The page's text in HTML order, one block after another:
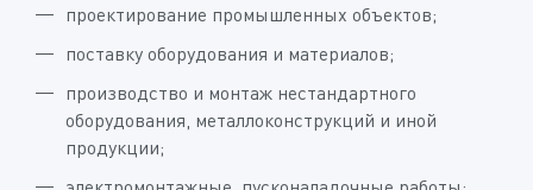
проектирование промышленных объектов;
поставку оборудования и материалов;
производство и монтаж нестандартного
оборудования, металлоконструкций и иной
продукции;